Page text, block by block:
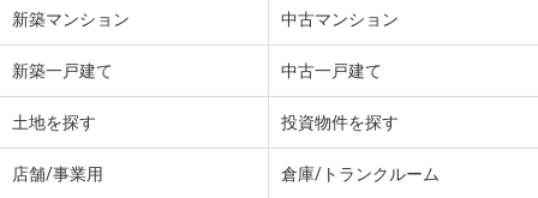
新築マンション 中古マンション
新築一戸建て 中古一戸建て
土地を探す 投資物件を探す
店舗/事業用 倉庫/トランクルーム